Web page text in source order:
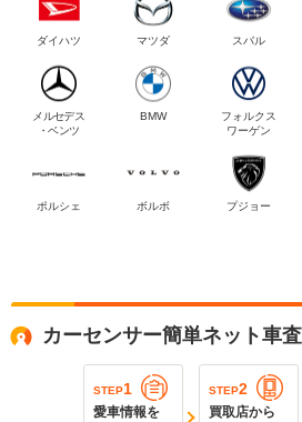
ダイハツ マツダ スバル
メルセデス
・ベンツ
BMW
フォルクス
ワーゲン
ポルシェ ボルボ プジョー
カーセンサー簡単ネット車
STEP1
愛車情報を
STEP2
買取店から